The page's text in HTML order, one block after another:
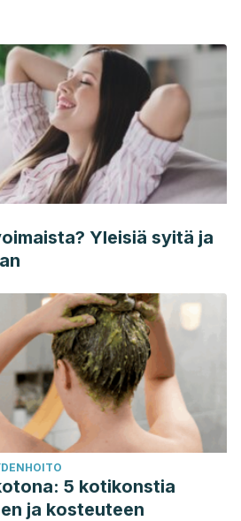
Yleisiä syitä ja
5 kotikonstia
ja kosteuteen